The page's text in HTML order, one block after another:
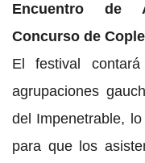
Encuentro de
Concurso de
El festival
agrupaciones
del Impenetrable,
para que los